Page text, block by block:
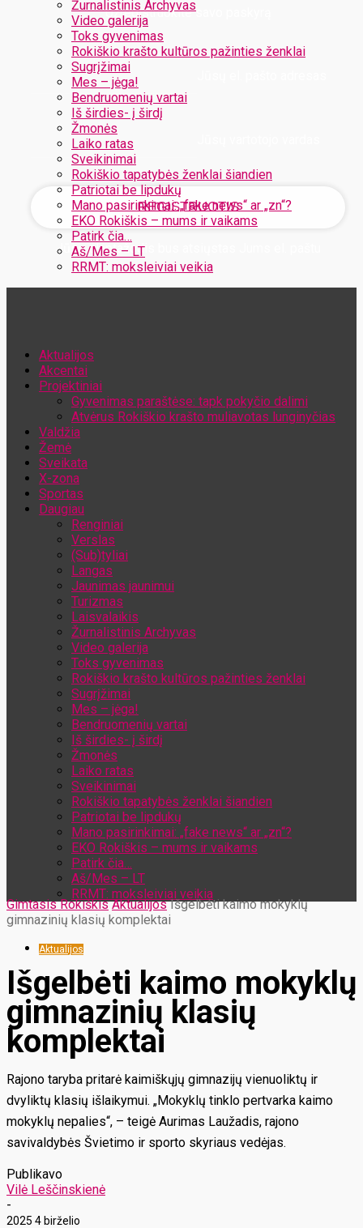
Žurnalistinis Archyvas
Video galerija
Toks gyvenimas
Rokiškio krašto kultūros pažinties ženklai
Sugrįžimai
Mes – jėga!
Bendruomenių vartai
Iš širdies- į širdį
Žmonės
Laiko ratas
Sveikinimai
Rokiškio tapatybės ženklai šiandien
Patriotai be lipdukų
Mano pasirinkimai: „fake news“ ar „zn“?
EKO Rokiškis – mums ir vaikams
Patirk čia…
Aš/Mes – LT
RRMT: moksleiviai veikia
Užregistruokite savo paskyrą
Jūsų slaptažodis bus atsiųstas Jums el. paštu
Aktualijos
Akcentai
Projektiniai
Gyvenimas paraštėse: tapk pokyčio dalimi
Atvėrus Rokiškio krašto muliavotas lunginyčias
Valdžia
Žemė
Sveikata
X-zona
Sportas
Daugiau
Renginiai
Verslas
(Sub)tyliai
Langas
Jaunimas jaunimui
Turizmas
Laisvalaikis
Žurnalistinis Archyvas
Video galerija
Toks gyvenimas
Rokiškio krašto kultūros pažinties ženklai
Sugrįžimai
Mes – jėga!
Bendruomenių vartai
Iš širdies- į širdį
Žmonės
Laiko ratas
Sveikinimai
Rokiškio tapatybės ženklai šiandien
Patriotai be lipdukų
Mano pasirinkimai: „fake news“ ar „zn“?
EKO Rokiškis – mums ir vaikams
Patirk čia…
Aš/Mes – LT
RRMT: moksleiviai veikia
Gimtasis Rokiškis Aktualijos Išgelbėti kaimo mokyklų
gimnazinių klasių komplektai
Aktualijos
Išgelbėti kaimo mokyklų
gimnazinių klasių
komplektai
Rajono taryba pritarė kaimiškųjų gimnazijų vienuoliktų ir
dvyliktų klasių išlaikymui. „Mokyklų tinklo pertvarka kaimo
mokyklų nepalies“, – teigė Aurimas Laužadis, rajono
savivaldybės Švietimo ir sporto skyriaus vedėjas.
Publikavo
Vilė Leščinskienė
-
2025 4 birželio